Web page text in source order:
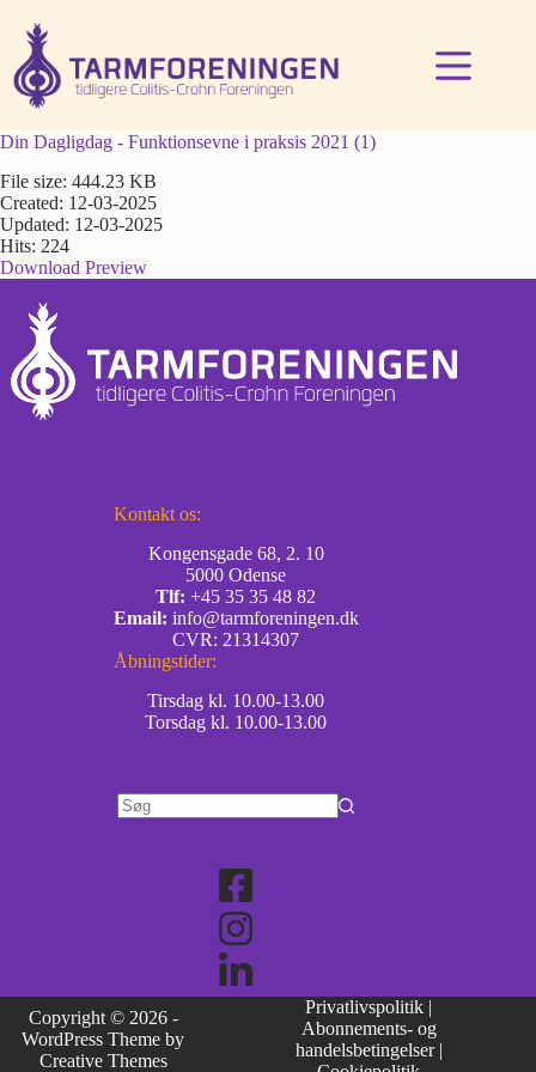
indhold
Din Dagligdag - Funktionsevne i praksis 2021 (1)
File size: 444.23 KB
Created: 12-03-2025
Updated: 12-03-2025
Hits: 224
Download Preview
Kontakt os:
Kongensgade 68, 2. 10
5000 Odense
Tlf: +45 35 35 48 82
Email: info@tarmforeningen.dk
CVR: 21314307
Åbningstider:
Tirsdag kl. 10.00-13.00
Torsdag kl. 10.00-13.00
Copyright © 2026 -
WordPress Theme by
Creative Themes
Privatlivspolitik |
Abonnements- og
handelsbetingelser |